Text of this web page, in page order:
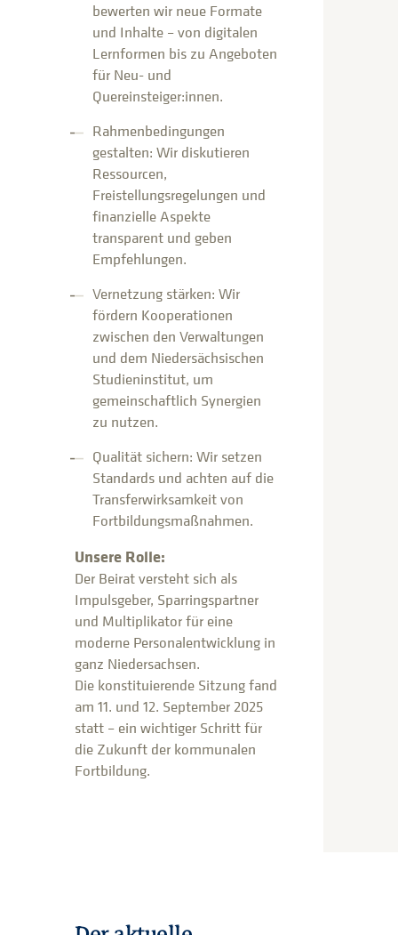
bewerten wir neue Formate
und Inhalte – von digitalen
Lernformen bis zu Angeboten
für Neu- und
Quereinsteiger:innen.
Rahmenbedingungen
gestalten: Wir diskutieren
Ressourcen,
Freistellungsregelungen und
finanzielle Aspekte
transparent und geben
Empfehlungen.
Vernetzung stärken: Wir
fördern Kooperationen
zwischen den Verwaltungen
und dem Niedersächsischen
Studieninstitut, um
gemeinschaftlich Synergien
zu nutzen.
Qualität sichern: Wir setzen
Standards und achten auf die
Transferwirksamkeit von
Fortbildungsmaßnahmen.
Unsere Rolle:
Der Beirat versteht sich als
Impulsgeber, Sparringspartner
und Multiplikator für eine
moderne Personalentwicklung in
ganz Niedersachsen.
Die konstituierende Sitzung fand
am 11. und 12. September 2025
statt – ein wichtiger Schritt für
die Zukunft der kommunalen
Fortbildung.